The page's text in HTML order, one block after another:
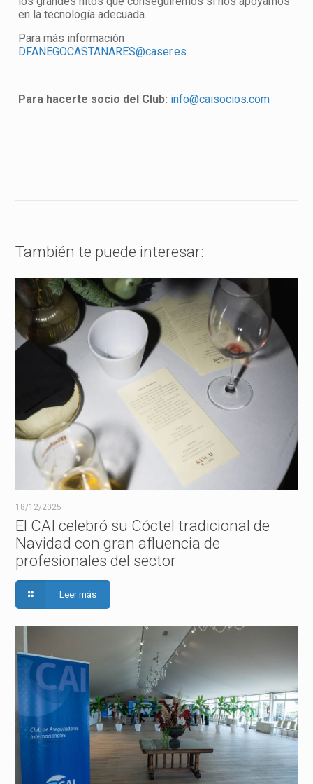
en la tecnología adecuada.
Para más información
DFANEGOCASTANARES@caser.es
Para hacerte socio del Club: info@caisocios.com
También te puede interesar:
18/12/2025
El CAI celebró su Cóctel tradicional de
Navidad con gran afluencia de
profesionales del sector
Leer más